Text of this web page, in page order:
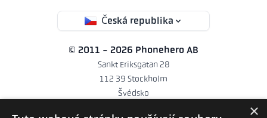
Česká republika
© 2011 - 2026 Phonehero AB
Sankt Eriksgatan 28
112 39 Stockholm
Švédsko
×